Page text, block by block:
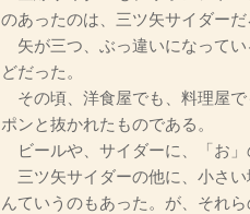
のあったのは、三ツ矢サイダーだ
矢が三つ、ぶっ違いになってい
どだった。
その頃、洋食屋でも、料理屋で
ポンと抜かれたものである。
ビールや、サイダーに、「お」
三ツ矢サイダーの他に、小さい
んていうのもあった。が、それ